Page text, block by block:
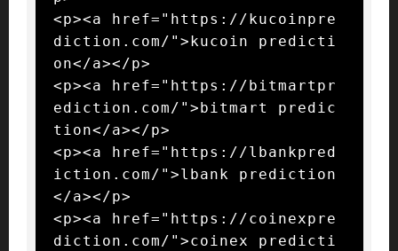
<p><a href="https://kucoinpre
diction.com/">kucoin predicti
on</a></p>
<p><a href="https://bitmartpr
ediction.com/">bitmart predic
tion</a></p>
<p><a href="https://lbankpred
iction.com/">lbank prediction
</a></p>
<p><a href="https://coinexpre
diction.com/">coinex predicti